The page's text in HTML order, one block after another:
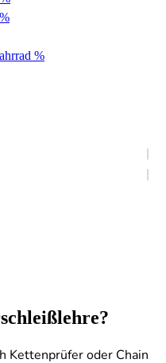
%
Kettenprüfer oder Chain